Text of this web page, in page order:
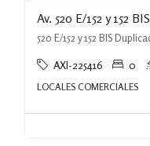
520 E/152 y 152 BIS
AXI-225416 0
LOCALES COMERCIALES